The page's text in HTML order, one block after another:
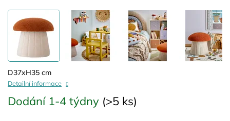
Dodání 1-4 týdny (>5 ks)
D37xH35 cm
Detailní informace